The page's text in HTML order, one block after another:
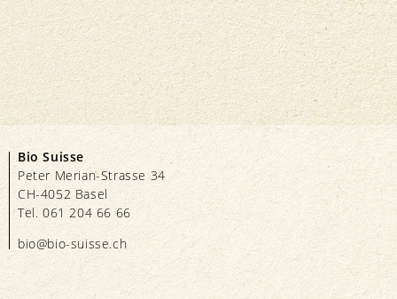
Bio Suisse
Peter Merian-Strasse 34
CH-4052 Basel
Tel. 061 204 66 66
bio@bio-suisse.ch